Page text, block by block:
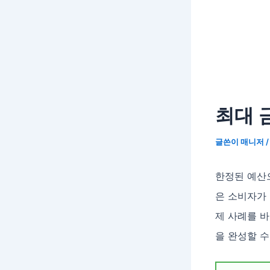
최대
글쓴이 매니저 /
한정된 예
은 소비자
제 사례를
을 완성할